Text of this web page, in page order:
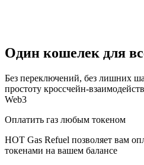
Один кошелек для
Без переключений, без лишних
простоту кроссчейн-
Web3
Оплатить газ любым токеном
HOT Gas Refuel позволяет вам
токенами на вашем балансе